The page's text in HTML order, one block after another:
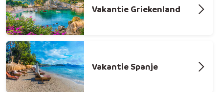
Vakantie Griekenland
Vakantie Spanje